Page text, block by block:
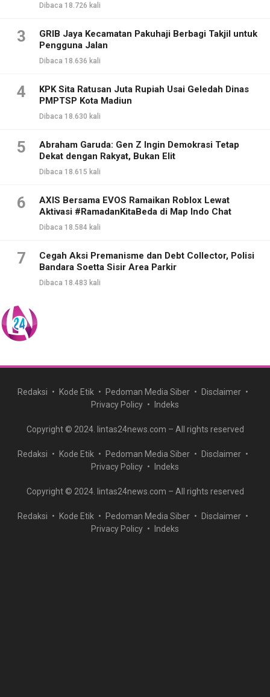
Dibaca 18.726 kali
3
GRIB Jaya Kecamatan Pakuhaji Berbagi Takjil untuk
Pengguna Jalan
Dibaca 18.636 kali
4
KPK Sita Ratusan Juta Rupiah Usai Geledah Dinas
PMPTSP Kota Madiun
Dibaca 18.630 kali
5
Abraham Garuda: Gen Z Ingin Demokrasi Tetap
Dekat dengan Rakyat, Bukan Elit
Dibaca 18.615 kali
6
AXIS Bersama EVOS Ramaikan Roblox Lewat
Aktivasi #RamadanKitaBeda di Map Indo Chat
Dibaca 18.584 kali
7
Cegah Aksi Premanisme dan Debt Collector, Polisi
Bandara Soetta Sisir Area Parkir
Dibaca 18.483 kali
Redaksi Kode Etik Pedoman Media Siber
Disclaimer
Privacy Policy
Indeks
Copyright © 2024. lintas24news.com – All rights reserved
Redaksi Kode Etik Pedoman Media Siber
Disclaimer
Privacy Policy
Indeks
Copyright © 2024. lintas24news.com – All rights reserved
Redaksi Kode Etik Pedoman Media Siber
Disclaimer
Privacy Policy
Indeks